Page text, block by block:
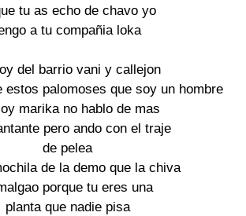
tu as echo de chavo yo
a tu compañia loka
del barrio vani y callejon
estos palomoses que soy un hombre
marika no hablo de mas
pero ando con el traje
de pelea
de la demo que la chiva
porque tu eres una
planta que nadie pisa